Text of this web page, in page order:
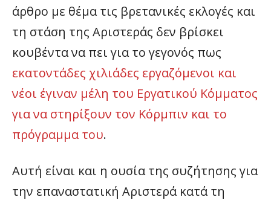
άρθρο με θέμα τις βρετανικές εκλογές και
τη στάση της Αριστεράς δεν βρίσκει
κουβέντα να πει για το γεγονός πως
εκατοντάδες χιλιάδες εργαζόμενοι και
νέοι έγιναν μέλη του Εργατικού Κόμματος
για να στηρίξουν τον Κόρμπιν και το
πρόγραμμα του.
Αυτή είναι και η ουσία της συζήτησης για
την επαναστατική Αριστερά κατά τη